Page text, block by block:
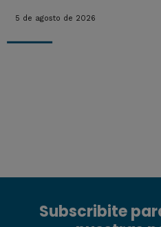
5 de agosto de 2026
Subscribite